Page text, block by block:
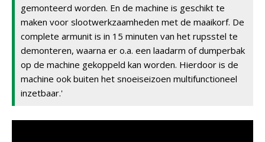
gemonteerd worden. En de machine is geschikt te
maken voor slootwerkzaamheden met de maaikorf. De
complete armunit is in 15 minuten van het rupsstel te
demonteren, waarna er o.a. een laadarm of dumperbak
op de machine gekoppeld kan worden. Hierdoor is de
machine ook buiten het snoeiseizoen multifunctioneel
inzetbaar.'